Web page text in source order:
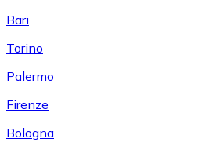
Bari
Torino
Palermo
Firenze
Bologna